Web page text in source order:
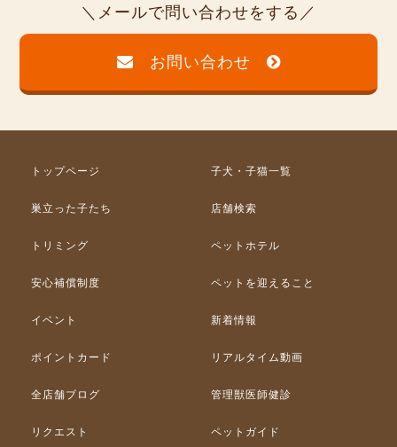
メールで問い合わせをする
お問い合わせ
トップページ 子犬・子猫一覧
巣立った子たち 店舗検索
トリミング ペットホテル
安心補償制度 ペットを迎えること
イベント 新着情報
ポイントカード リアルタイム動画
全店舗ブログ 管理獣医師健診
リクエスト ペットガイド